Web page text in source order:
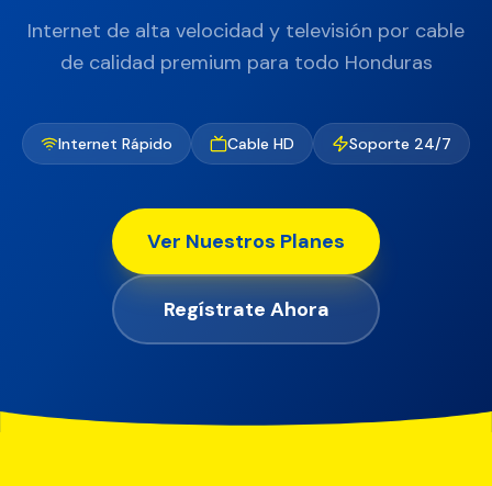
Internet de alta velocidad y televisión por cable
de calidad premium para todo Honduras
Internet Rápido Cable HD Soporte 24/7
Ver Nuestros Planes
Regístrate Ahora